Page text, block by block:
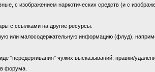
с изображением наркотических средств (и с
с ссылками на другие ресурсы.
или малосодержательную информацию (флуд),
"передергивания" чужих высказываний, правки/
форума.